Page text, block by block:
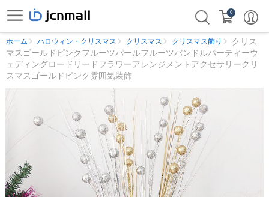
0
ホーム ハロウィン・クリスマス クリスマス クリスマス飾り
クリス
マスゴールドピンクフルーツパールフルーツバンドルパーティーウ
ェディングロードリードフラワーアレンジメントアクセサリークリ
スマスゴールドピンク雰囲気装飾